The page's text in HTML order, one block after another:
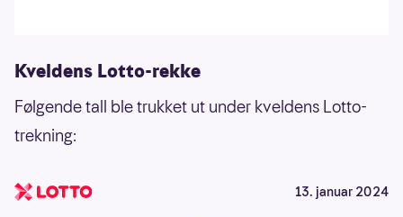
Kveldens Lotto-rekke
Følgende tall ble trukket ut under kveldens Lotto-
trekning:
13. januar 2024